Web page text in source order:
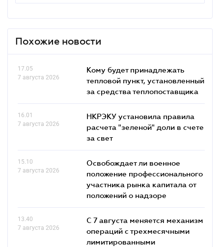
Похожие новости
17.05
7 августа 2026
Кому будет принадлежать
тепловой пункт, установленный
за средства теплопоставщика
16.01
7 августа 2026
НКРЭКУ установила правила
расчета "зеленой" доли в счете
за свет
15.10
7 августа 2026
Освобождает ли военное
положение профессионального
участника рынка капитала от
положений о надзоре
13.40
7 августа 2026
С 7 августа меняется механизм
операций с трехмесячными
лимитированными